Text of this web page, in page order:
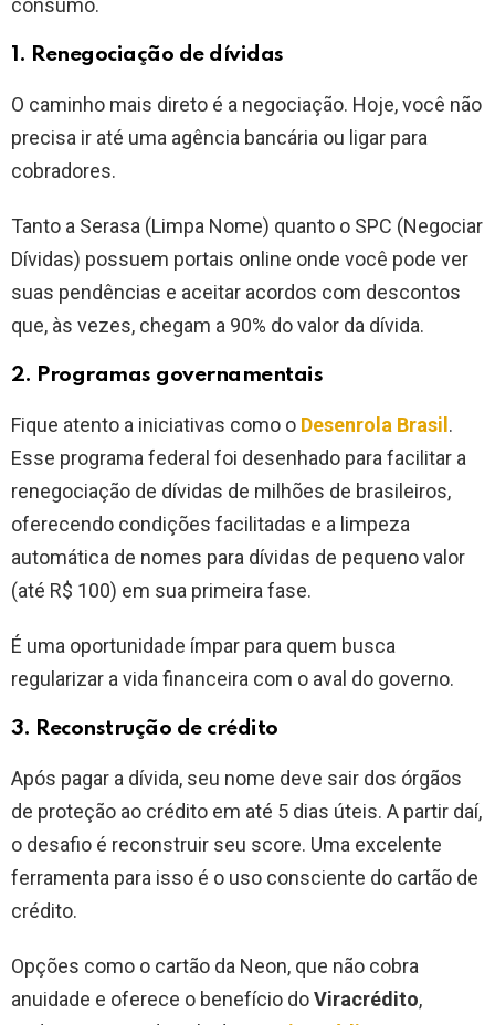
consumo.
1. Renegociação de dívidas
O caminho mais direto é a negociação. Hoje, você não
precisa ir até uma agência bancária ou ligar para
cobradores.
Tanto a Serasa (Limpa Nome) quanto o SPC (Negociar
Dívidas) possuem portais online onde você pode ver
suas pendências e aceitar acordos com descontos
que, às vezes, chegam a 90% do valor da dívida.
2. Programas governamentais
Fique atento a iniciativas como o Desenrola Brasil .
Esse programa federal foi desenhado para facilitar a
renegociação de dívidas de milhões de brasileiros,
oferecendo condições facilitadas e a limpeza
automática de nomes para dívidas de pequeno valor
(até R$ 100) em sua primeira fase.
É uma oportunidade ímpar para quem busca
regularizar a vida financeira com o aval do governo.
3. Reconstrução de crédito
Após pagar a dívida, seu nome deve sair dos órgãos
de proteção ao crédito em até 5 dias úteis. A partir daí,
o desafio é reconstruir seu score. Uma excelente
ferramenta para isso é o uso consciente do cartão de
crédito.
Opções como o cartão da Neon, que não cobra
anuidade e oferece o benefício doViracrédito,